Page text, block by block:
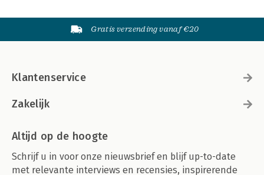
Gratis verzending vanaf €20
Klantenservice
Zakelijk
Altijd op de hoogte
Schrijf u in voor onze nieuwsbrief en blijf up-to-date
met relevante interviews en recensies, inspirerende